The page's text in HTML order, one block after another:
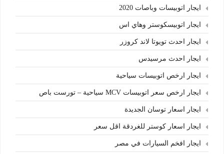
ايجار اتوبيسات وباصات 2020
ايجار اتوبيسكوستر وهاي اس
ايجار احدث تويوتا لاند كروزر
ايجار احدث مرسيدس
ايجار ارخص اتوبيسات سياحية
ايجار ارخص سعر اتوبيسات MCV سياحية – تورست باص
ايجار اسعار توسان الجديدة
ايجار اسعار كوستر للغردقة اقل سعر
ايجار افخم السيارات في مصر